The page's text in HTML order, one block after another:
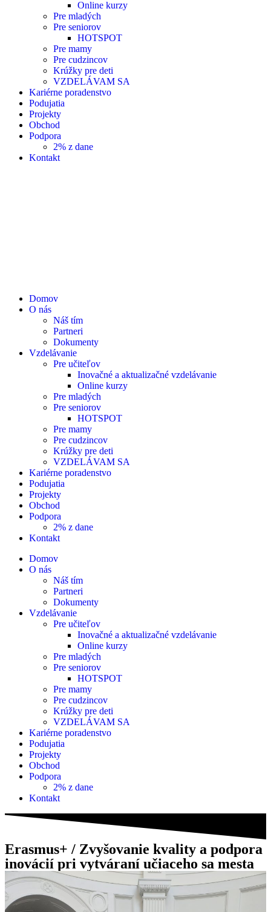
Online kurzy
Pre mladých
Pre seniorov
HOTSPOT
Pre mamy
Pre cudzincov
Krúžky pre deti
VZDELÁVAM SA
Kariérne poradenstvo
Podujatia
Projekty
Obchod
Podpora
2% z dane
Kontakt
Domov
O nás
Náš tím
Partneri
Dokumenty
Vzdelávanie
Pre učiteľov
Inovačné a aktualizačné vzdelávanie
Online kurzy
Pre mladých
Pre seniorov
HOTSPOT
Pre mamy
Pre cudzincov
Krúžky pre deti
VZDELÁVAM SA
Kariérne poradenstvo
Podujatia
Projekty
Obchod
Podpora
2% z dane
Kontakt
Domov
O nás
Náš tím
Partneri
Dokumenty
Vzdelávanie
Pre učiteľov
Inovačné a aktualizačné vzdelávanie
Online kurzy
Pre mladých
Pre seniorov
HOTSPOT
Pre mamy
Pre cudzincov
Krúžky pre deti
VZDELÁVAM SA
Kariérne poradenstvo
Podujatia
Projekty
Obchod
Podpora
2% z dane
Kontakt
Erasmus+ / Zvyšovanie kvality a podpora
inovácií pri vytváraní učiaceho sa mesta